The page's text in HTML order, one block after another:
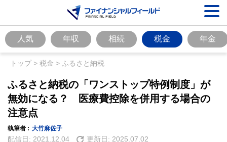
人気 年収 相続 税金 年金
トップ> 税金 > ふるさと納税
ふるさと納税の「ワンストップ特例制度」が
無効になる？ 医療費控除を併用する場合の
注意点
執筆者 : 大竹麻佐子
配信日: 2021.12.04 更新日: 2025.07.02